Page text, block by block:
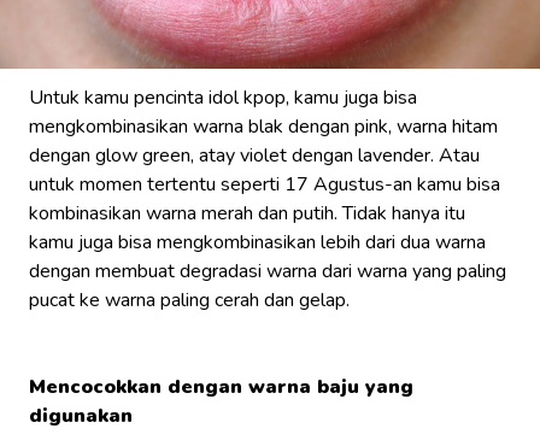
Untuk kamu pencinta idol kpop, kamu juga bisa
mengkombinasikan warna blak dengan pink, warna hitam
dengan glow green, atay violet dengan lavender. Atau
untuk momen tertentu seperti 17 Agustus-an kamu bisa
kombinasikan warna merah dan putih. Tidak hanya itu
kamu juga bisa mengkombinasikan lebih dari dua warna
dengan membuat degradasi warna dari warna yang paling
pucat ke warna paling cerah dan gelap.
Mencocokkan dengan warna baju yang
digunakan